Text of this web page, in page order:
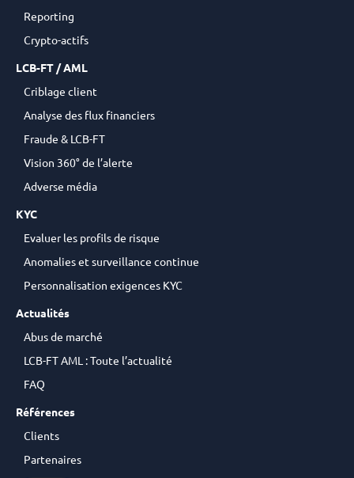
Reporting
Crypto-actifs
LCB-FT / AML
Criblage client
Analyse des flux financiers
Fraude & LCB-FT
Vision 360° de l’alerte
Adverse média
KYC
Evaluer les profils de risque
Anomalies et surveillance continue
Personnalisation exigences KYC
Actualités
Abus de marché
LCB-FT AML : Toute l’actualité
FAQ
Références
Clients
Partenaires